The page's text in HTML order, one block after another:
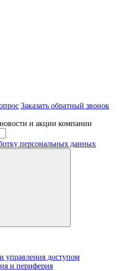
Заказать обратный звонок
и акции компании
персональных данных
управления доступом
и периферия